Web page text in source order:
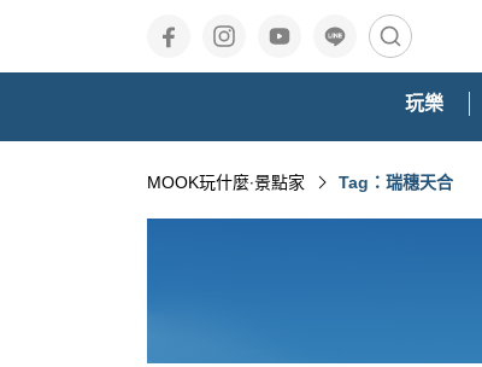
玩樂
MOOK玩什麼‧景點家 Tag：瑞穗天合